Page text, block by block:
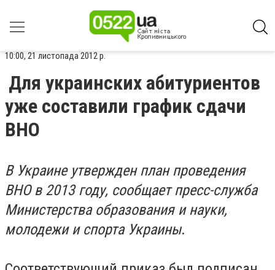
10:00, 21 листопада 2012 р.
Для украинских абитуриентов
уже составили график сдачи
ВНО
В Украине утвержден план проведения
ВНО в 2013 году, сообщает пресс-служба
Министерства образования и науки,
молодежи и спорта Украины.